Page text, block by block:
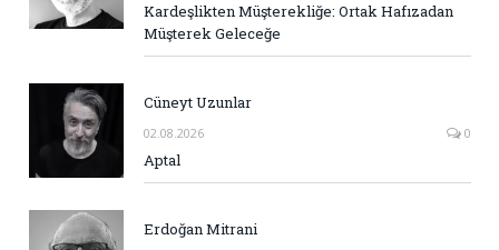
Kardeşlikten Müşterekliğe: Ortak Hafızadan
Müşterek Geleceğe
Cüneyt Uzunlar
02.08.2026 0
Aptal
Erdoğan Mitrani